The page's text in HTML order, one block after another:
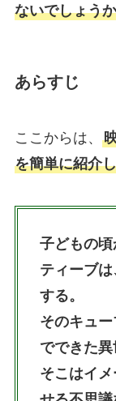
ないでしょう
あらすじ
ここからは、
を簡単に紹介
子どもの
ティーブ
する。
そのキュ
でできた異
そこはイ